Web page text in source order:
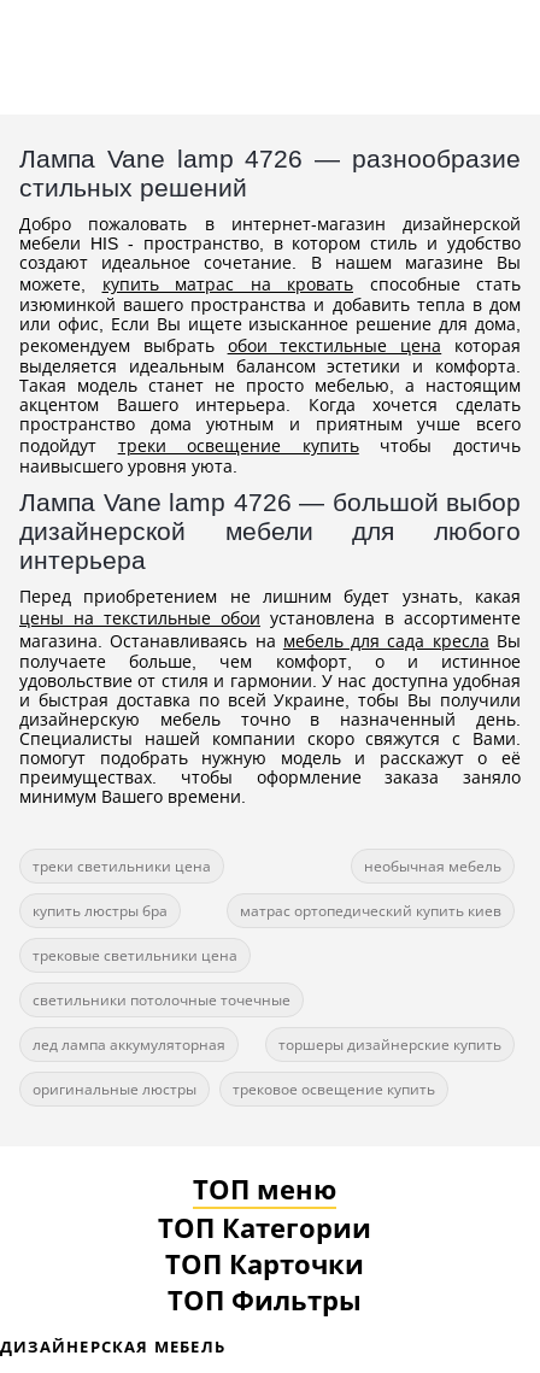
Лампа Vane lamp 4726 — разнообразие
стильных решений
Добро пожаловать в интернет-магазин дизайнерской
мебели HIS - пространство, в котором стиль и удобство
создают идеальное сочетание. В нашем магазине Вы
можете, купить матрас на кровать способные стать
изюминкой вашего пространства и добавить тепла в дом
или офис, Если Вы ищете изысканное решение для дома,
рекомендуем выбрать обои текстильные цена которая
выделяется идеальным балансом эстетики и комфорта.
Такая модель станет не просто мебелью, а настоящим
акцентом Вашего интерьера. Когда хочется сделать
пространство дома уютным и приятным учше всего
подойдут треки освещение купитьчтобы достичь
наивысшего уровня уюта.
Лампа Vane lamp 4726 — большой выбор
дизайнерской мебели для любого
интерьера
Перед приобретением не лишним будет узнать, какая
цены на текстильные обои установлена в ассортименте
магазина. Останавливаясь на мебель для сада кресла Вы
получаете больше, чем комфорт, о и истинное
удовольствие от стиля и гармонии. У нас доступна удобная
и быстрая доставка по всей Украине, тобы Вы получили
дизайнерскую мебель точно в назначенный день.
Специалисты нашей компании скоро свяжутся с Вами.
помогут подобрать нужную модель и расскажут о её
преимуществах. чтобы оформление заказа заняло
минимум Вашего времени.
треки светильники цена необычная мебель
купить люстры бра матрас ортопедический купить киев
трековые светильники цена
светильники потолочные точечные
лед лампа аккумуляторная торшеры дизайнерские купить
оригинальные люстры трековое освещение купить
ТОП меню
ТОП Категории
ТОП Карточки
ТОП Фильтры